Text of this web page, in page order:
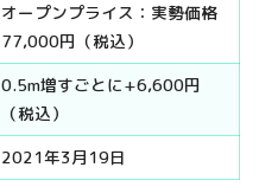
オープンプライス：実勢価格
77,000円（税込）
0.5m増すごとに+6,600円
（税込）
2021年3月19日